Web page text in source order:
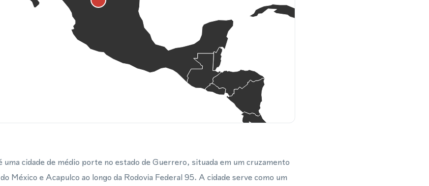
uma cidade de médio porte no estado de Guerrero, situada em um cruzamento
México e Acapulco ao longo da Rodovia Federal 95. A cidade serve como um